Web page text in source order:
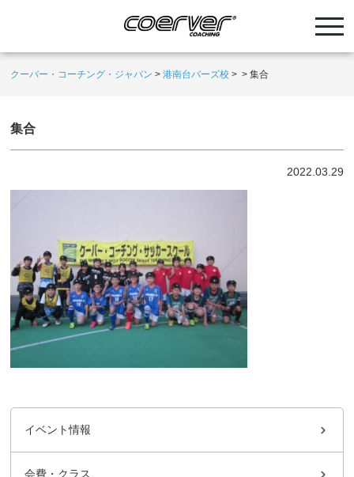
クーバー・コーチング・ジャパン >港南台バーズ校 > >集合
集合
2022.03.29
イベント情報
会費・クラス